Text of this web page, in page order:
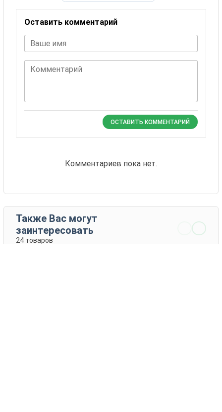
Оставить комментарий
Ваше имя
Комментарий
ОСТАВИТЬ КОММЕНТАРИЙ
Комментариев пока нет.
Также Вас могут
заинтересовать
24 товаров